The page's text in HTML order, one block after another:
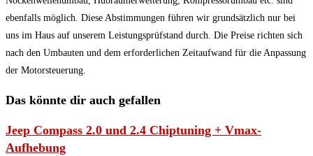
ebenfalls möglich. Diese Abstimmungen führen wir grundsätzlich nur bei
uns im Haus auf unserem Leistungsprüfstand durch. Die Preise richten sich
nach den Umbauten und dem erforderlichen Zeitaufwand für die Anpassung
der Motorsteuerung.
Das könnte dir auch gefallen
Jeep Compass 2.0 und 2.4 Chiptuning + Vmax-
Aufhebung